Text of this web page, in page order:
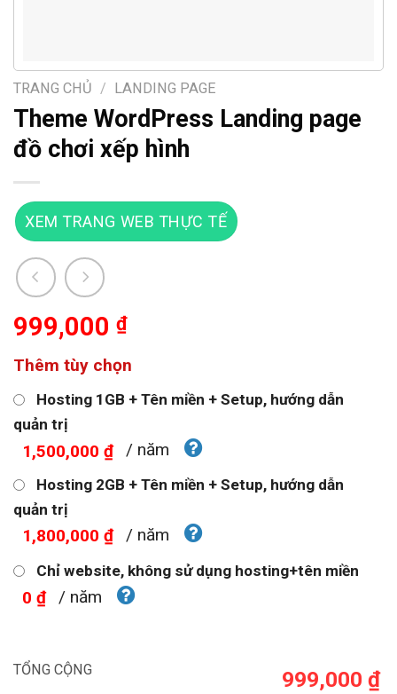
TRANG CHỦ / LANDING PAGE
Theme WordPress Landing page
đồ chơi xếp hình
XEM TRANG WEB THỰC TẾ
999,000 ₫
Thêm tùy chọn
Hosting 1GB + Tên miền + Setup, hướng dẫn
quản trị
1,500,000 ₫ / năm
Hosting 2GB + Tên miền + Setup, hướng dẫn
quản trị
1,800,000 ₫ / năm
Chỉ website, không sử dụng hosting+tên miền
0 ₫ / năm
TỔNG CỘNG 999,000 ₫